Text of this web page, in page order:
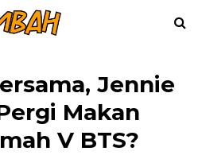
Jennie
Makan
V BTS?